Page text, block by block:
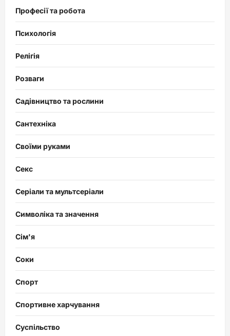
Професії та робота
Психологія
Релігія
Розваги
Садівництво та рослини
Сантехніка
Своїми руками
Секс
Серіали та мультсеріали
Символіка та значення
Сім'я
Соки
Спорт
Спортивне харчування
Суспільство